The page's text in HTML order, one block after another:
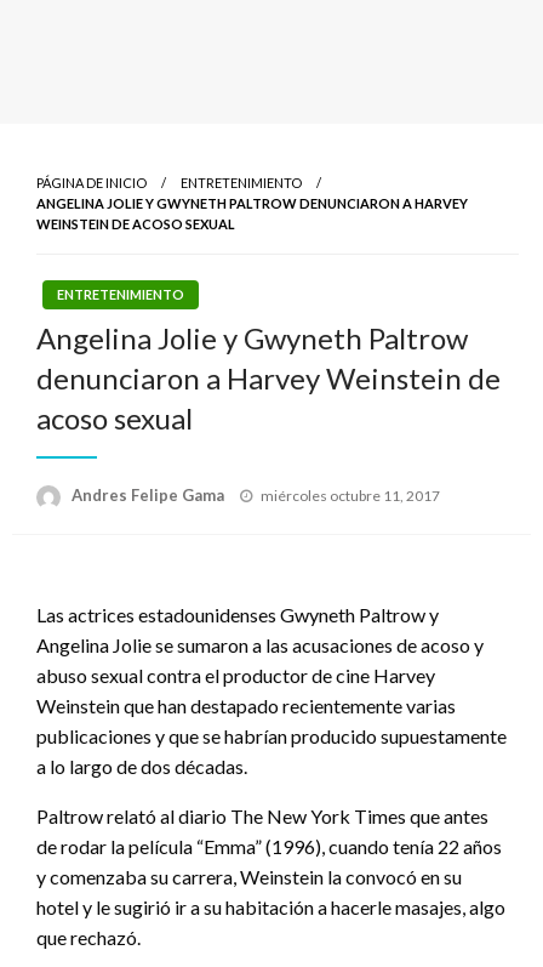
PÁGINA DE INICIO
ENTRETENIMIENTO
ANGELINA JOLIE Y GWYNETH PALTROW DENUNCIARON A HARVEY
WEINSTEIN DE ACOSO SEXUAL
ENTRETENIMIENTO
Angelina Jolie y Gwyneth Paltrow
denunciaron a Harvey Weinstein de
acoso sexual
Andres Felipe Gama
Publicado
miércoles octubre 11, 2017
Las actrices estadounidenses Gwyneth Paltrow y
Angelina Jolie se sumaron a las acusaciones de acoso y
abuso sexual contra el productor de cine Harvey
Weinstein que han destapado recientemente varias
publicaciones y que se habrían producido supuestamente
a lo largo de dos décadas.
Paltrow relató al diario The New York Times que antes
de rodar la película “Emma” (1996), cuando tenía 22 años
y comenzaba su carrera, Weinstein la convocó en su
hotel y le sugirió ir a su habitación a hacerle masajes, algo
que rechazó.